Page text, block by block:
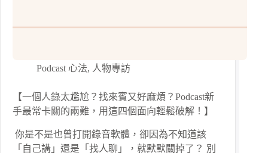
Podcast 心法, 人物專訪
【一個人錄太尷尬？找來賓又好麻煩？Podcast新
手最常卡關的兩難，用這四個面向輕鬆破解！】
​ 你是不是也曾打開錄音軟體，卻因為不知道該
「自己講」還是「找人聊」，就默默關掉了？ 別